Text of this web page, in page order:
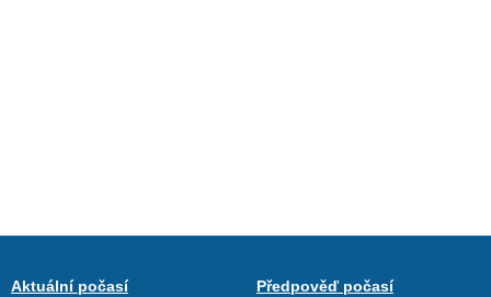
Aktuální počasí
Předpověď počasí